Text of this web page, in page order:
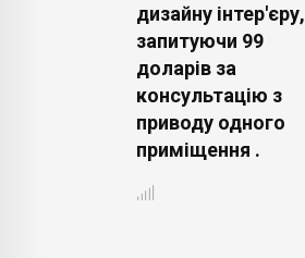
дизайну інтер'єру,
запитуючи 99
доларів за
консультацію з
приводу одного
приміщення .